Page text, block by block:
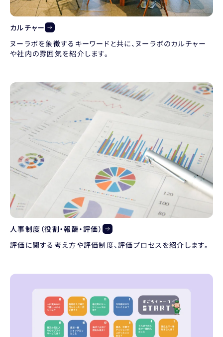
カルチャー
ヌーラボを象徴するキーワードと共に、ヌーラボのカルチャー
や社内の雰囲気を紹介します。
人事制度（役割・報酬・評価）
評価に関する考え方や評価制度、評価プロセスを紹介します。